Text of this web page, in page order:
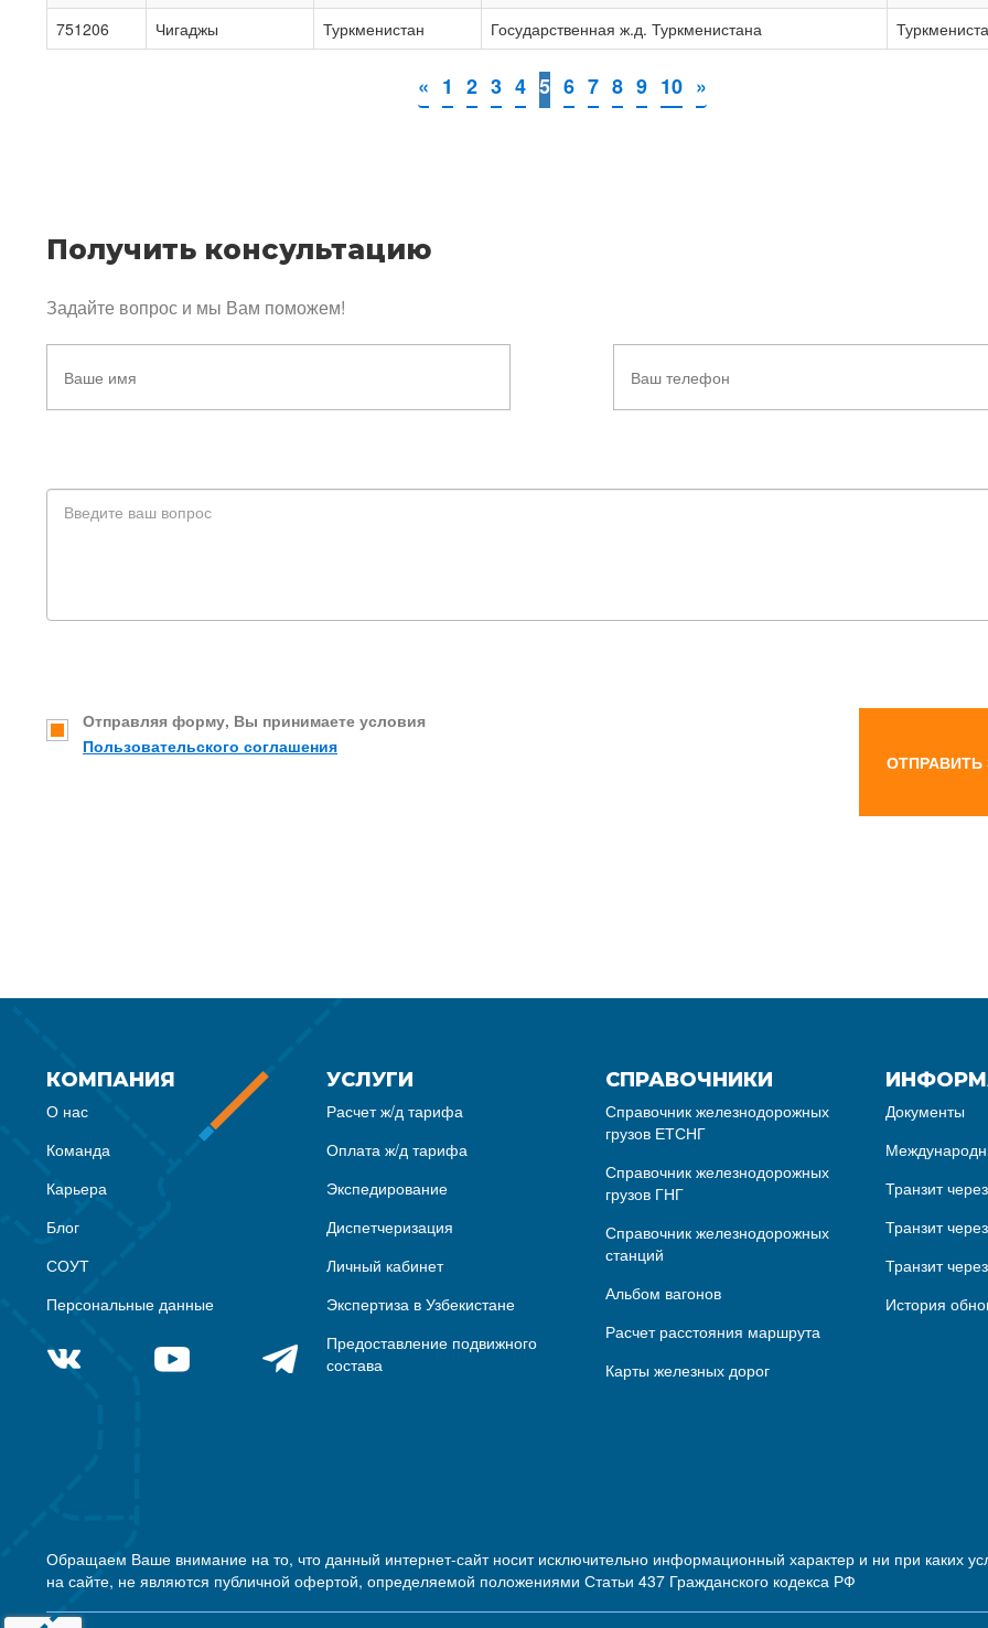
751206
Чигаджы Туркменистан Государственная ж.д. Туркменистана
« 1 2 3 4 5 6 7 8 9 10 »
Получить консультацию
Задайте вопрос и мы Вам поможем!
Отправляя форму, Вы принимаете условия
Пользовательского соглашения
ОТПРАВИТЬ
КОМПАНИЯ
О нас
Команда
Карьера
Блог
СОУТ
Персональные данные
УСЛУГИ
Расчет ж/д тарифа
Оплата ж/д тарифа
Экспедирование
Диспетчеризация
Личный кабинет
Экспертиза в Узбекистане
Предоставление подвижного
состава
СПРАВОЧНИКИ
Справочник железнодорожных
грузов ЕТСНГ
Справочник железнодорожных
грузов ГНГ
Справочник железнодорожных
станций
Альбом вагонов
Расчет расстояния маршрута
Карты железных дорог
Документы
Транзит
Транзит
Транзит
История
Обращаем Ваше внимание на то, что данный интернет-сайт носит исключительно информационный характер и ни при
на сайте, не являются публичной офертой, определяемой положениями Статьи 437 Гражданского кодекса РФ